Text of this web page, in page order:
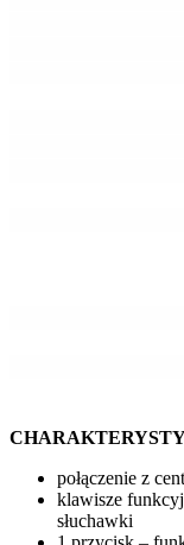
połączenie z
klawisze
słuchawki